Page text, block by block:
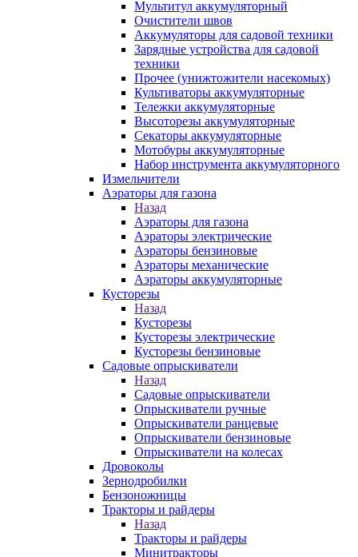
Мультитул аккумуляторный
Очистители швов
Аккумуляторы для садовой техники
Зарядные устройства для садовой
техники
Прочее (унижтожители насекомых)
Культиваторы аккумуляторные
Тележки аккумуляторные
Высоторезы аккумуляторные
Секаторы аккумуляторные
Мотобуры аккумуляторные
Набор инструмента аккумуляторного
Измельчители
Аэраторы для газона
Назад
Аэраторы для газона
Аэраторы электрические
Аэраторы бензиновые
Аэраторы механические
Аэраторы аккумуляторные
Кусторезы
Назад
Кусторезы
Кусторезы электрические
Кусторезы бензиновые
Садовые опрыскиватели
Назад
Садовые опрыскиватели
Опрыскиватели ручные
Опрыскиватели ранцевые
Опрыскиватели бензиновые
Опрыскиватели на колесах
Дровоколы
Зернодробилки
Бензоножницы
Тракторы и райдеры
Назад
Тракторы и райдеры
Минитракторы